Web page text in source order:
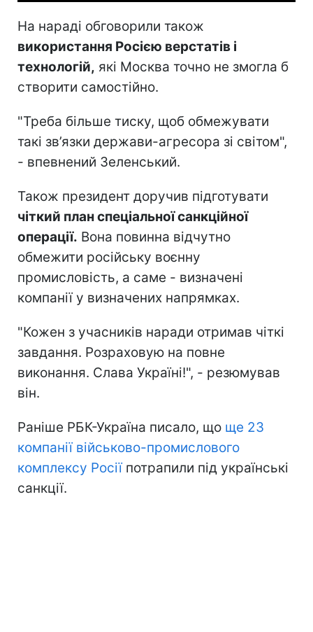
На нараді обговорили також
використання Росією верстатів і
технологій, які Москва точно не змогла б
створити самостійно.
"Треба більше тиску, щоб обмежувати
такі зв’язки держави-агресора зі світом",
- впевнений Зеленський.
Також президент доручив підготувати
чіткий план спеціальної санкційної
операції. Вона повинна відчутно
обмежити російську воєнну
промисловість, а саме - визначені
компанії у визначених напрямках.
"Кожен з учасників наради отримав чіткі
завдання. Розраховую на повне
виконання. Слава Україні!", - резюмував
він.
Раніше РБК-Україна писало, що ще 23
компанії військово-промислового
комплексу Росіїпотрапили під українські
санкції.